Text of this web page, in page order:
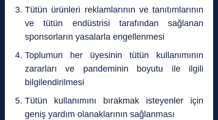
Tütün ürünleri reklamlarının ve tanıtımlarının
ve tütün endüstrisi tarafından sağlanan
sponsorların yasalarla engellenmesi
Toplumun her üyesinin tütün kullanımının
zararları ve pandeminin boyutu ile ilgili
bilgilendirilmesi
Tütün kullanımını bırakmak isteyenler için
geniş yardım olanaklarının sağlanması